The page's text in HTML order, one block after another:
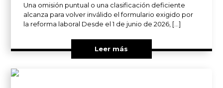
Una omisión puntual o una clasificación deficiente
alcanza para volver inválido el formulario exigido por
la reforma laboral Desde el 1 de junio de 2026, […]
Leer más